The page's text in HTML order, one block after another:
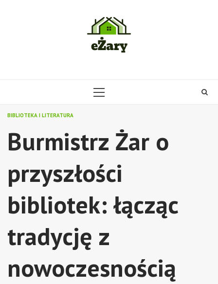
PRIMARY
BIBLIOTEKA I LITERATURA
Burmistrz Żar o
przyszłości
bibliotek: łącząc
tradycję z
nowoczesnością